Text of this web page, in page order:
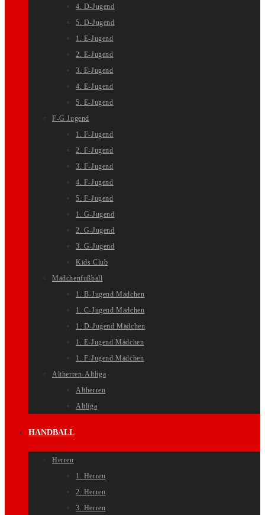
4. D-Jugend
5. D-Jugend
1. E-Jugend
2. E-Jugend
3. E-Jugend
4. E-Jugend
5. E-Jugend
F-G Jugend
1. F-Jugend
2. F-Jugend
3. F-Jugend
4. F-Jugend
5. F-Jugend
1. G-Jugend
2. G-Jugend
3. G-Jugend
Kids Club
Mädchenfußball
1. B-Jugend Mädchen
1. C-Jugend Mädchen
1. D-Jugend Mädchen
1. E-Jugend Mädchen
1. F-Jugend Mädchen
Altherren-Altliga
Altherren
Altliga
HANDBALL
Herren
1. Herren
2. Herren
3. Herren